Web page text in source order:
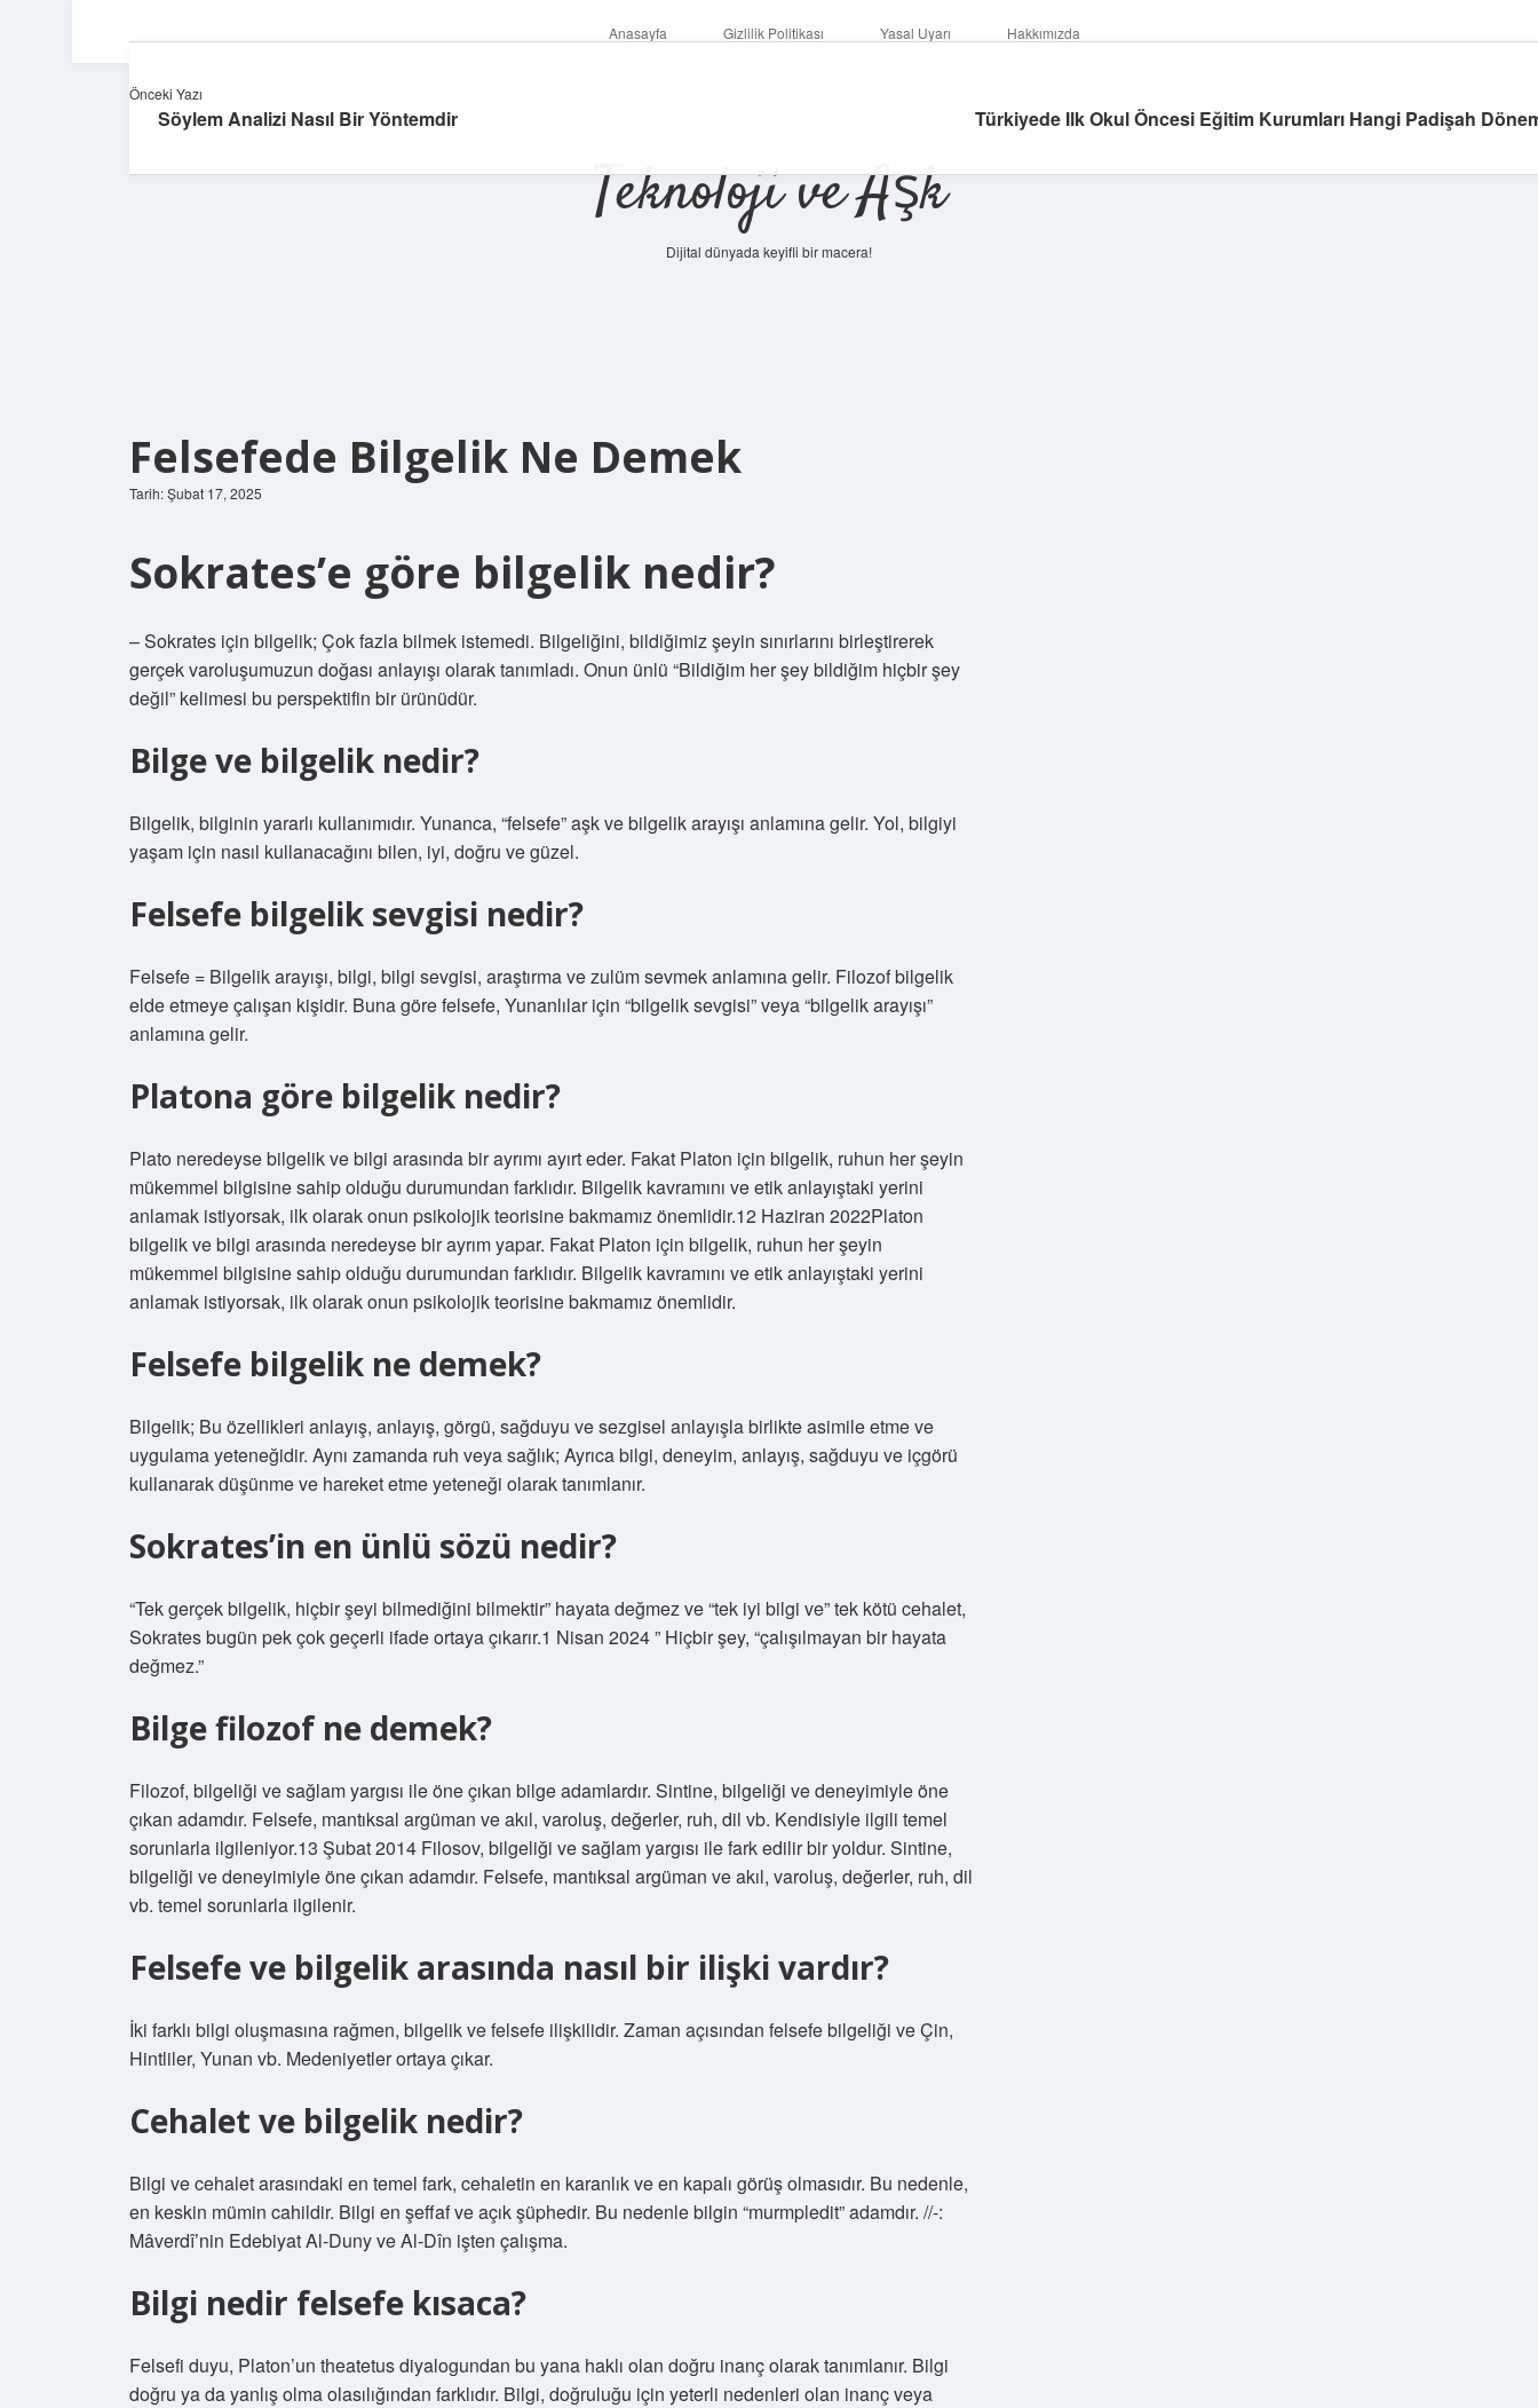
Anasayfa Gizlilik Politikası Yasal Uyarı Hakkımızda
Teknoloji ve Aşk
Dijital dünyada keyifli bir macera!
Felsefede Bilgelik Ne Demek
Tarih: Şubat 17, 2025
Sokrates’e göre bilgelik nedir?
– Sokrates için bilgelik; Çok fazla bilmek istemedi. Bilgeliğini, bildiğimiz şeyin sınırlarını birleştirerek
gerçek varoluşumuzun doğası anlayışı olarak tanımladı. Onun ünlü “Bildiğim her şey bildiğim hiçbir şey
değil” kelimesi bu perspektifin bir ürünüdür.
Bilge ve bilgelik nedir?
Bilgelik, bilginin yararlı kullanımıdır. Yunanca, “felsefe” aşk ve bilgelik arayışı anlamına gelir. Yol, bilgiyi
yaşam için nasıl kullanacağını bilen, iyi, doğru ve güzel.
Felsefe bilgelik sevgisi nedir?
Felsefe = Bilgelik arayışı, bilgi, bilgi sevgisi, araştırma ve zulüm sevmek anlamına gelir. Filozof bilgelik
elde etmeye çalışan kişidir. Buna göre felsefe, Yunanlılar için “bilgelik sevgisi” veya “bilgelik arayışı”
anlamına gelir.
Platona göre bilgelik nedir?
Plato neredeyse bilgelik ve bilgi arasında bir ayrımı ayırt eder. Fakat Platon için bilgelik, ruhun her şeyin
mükemmel bilgisine sahip olduğu durumundan farklıdır. Bilgelik kavramını ve etik anlayıştaki yerini
anlamak istiyorsak, ilk olarak onun psikolojik teorisine bakmamız önemlidir.12 Haziran 2022Platon
bilgelik ve bilgi arasında neredeyse bir ayrım yapar. Fakat Platon için bilgelik, ruhun her şeyin
mükemmel bilgisine sahip olduğu durumundan farklıdır. Bilgelik kavramını ve etik anlayıştaki yerini
anlamak istiyorsak, ilk olarak onun psikolojik teorisine bakmamız önemlidir.
Felsefe bilgelik ne demek?
Bilgelik; Bu özellikleri anlayış, anlayış, görgü, sağduyu ve sezgisel anlayışla birlikte asimile etme ve
uygulama yeteneğidir. Aynı zamanda ruh veya sağlık; Ayrıca bilgi, deneyim, anlayış, sağduyu ve içgörü
kullanarak düşünme ve hareket etme yeteneği olarak tanımlanır.
Sokrates’in en ünlü sözü nedir?
“Tek gerçek bilgelik, hiçbir şeyi bilmediğini bilmektir” hayata değmez ve “tek iyi bilgi ve” tek kötü cehalet,
Sokrates bugün pek çok geçerli ifade ortaya çıkarır.1 Nisan 2024 ” Hiçbir şey, “çalışılmayan bir hayata
değmez.”
Bilge filozof ne demek?
Filozof, bilgeliği ve sağlam yargısı ile öne çıkan bilge adamlardır. Sintine, bilgeliği ve deneyimiyle öne
çıkan adamdır. Felsefe, mantıksal argüman ve akıl, varoluş, değerler, ruh, dil vb. Kendisiyle ilgili temel
sorunlarla ilgileniyor.13 Şubat 2014 Filosov, bilgeliği ve sağlam yargısı ile fark edilir bir yoldur. Sintine,
bilgeliği ve deneyimiyle öne çıkan adamdır. Felsefe, mantıksal argüman ve akıl, varoluş, değerler, ruh, dil
vb. temel sorunlarla ilgilenir.
Felsefe ve bilgelik arasında nasıl bir ilişki vardır?
İki farklı bilgi oluşmasına rağmen, bilgelik ve felsefe ilişkilidir. Zaman açısından felsefe bilgeliği ve Çin,
Hintliler, Yunan vb. Medeniyetler ortaya çıkar.
Cehalet ve bilgelik nedir?
Bilgi ve cehalet arasındaki en temel fark, cehaletin en karanlık ve en kapalı görüş olmasıdır. Bu nedenle,
en keskin mümin cahildir. Bilgi en şeffaf ve açık şüphedir. Bu nedenle bilgin “murmpledit” adamdır. //-:
Mâverdî’nin Edebiyat Al-Duny ve Al-Dîn işten çalışma.
Bilgi nedir felsefe kısaca?
Felsefi duyu, Platon’un theatetus diyalogundan bu yana haklı olan doğru inanç olarak tanımlanır. Bilgi
doğru ya da yanlış olma olasılığından farklıdır. Bilgi, doğruluğu için yeterli nedenleri olan inanç veya
Önceki Yazı
Söylem Analizi Nasıl Bir Yöntemdir Türkiyede Ilk Okul Öncesi Eğitim Kurumları Hangi Padişah